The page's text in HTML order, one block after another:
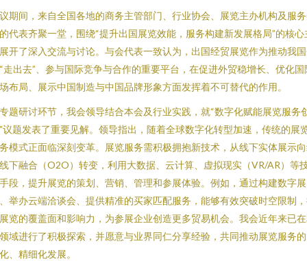
期间，来自全国各地的商务主管部门、行业协会、展览主办机构及服
代表齐聚一堂，围绕“提升出国展览效能，服务构建新发展格局”的核心
开了深入交流与讨论。与会代表一致认为，出国经贸展览作为推动我
走出去”、参与国际竞争与合作的重要平台，在促进外贸稳增长、优化国
布局、展示中国制造与中国品牌形象方面发挥着不可替代的作用。
题研讨环节，我会领导结合本会及行业实践，就“数字化赋能展览服务
议题发表了重要见解。领导指出，随着全球数字化转型加速，传统的展
模式正面临深刻变革。展览服务需积极拥抱新技术，从线下实体展示
下融合（O2O）转变，利用大数据、云计算、虚拟现实（VR/AR）等
段，提升展览的策划、营销、管理和参展体验。例如，通过构建数字展
举办云端洽谈会、提供精准的买家匹配服务，能够有效突破时空限制
览的覆盖面和影响力，为参展企业创造更多贸易机会。我会近年来已
域进行了积极探索，并愿意与业界同仁分享经验，共同推动展览服务
、精细化发展。